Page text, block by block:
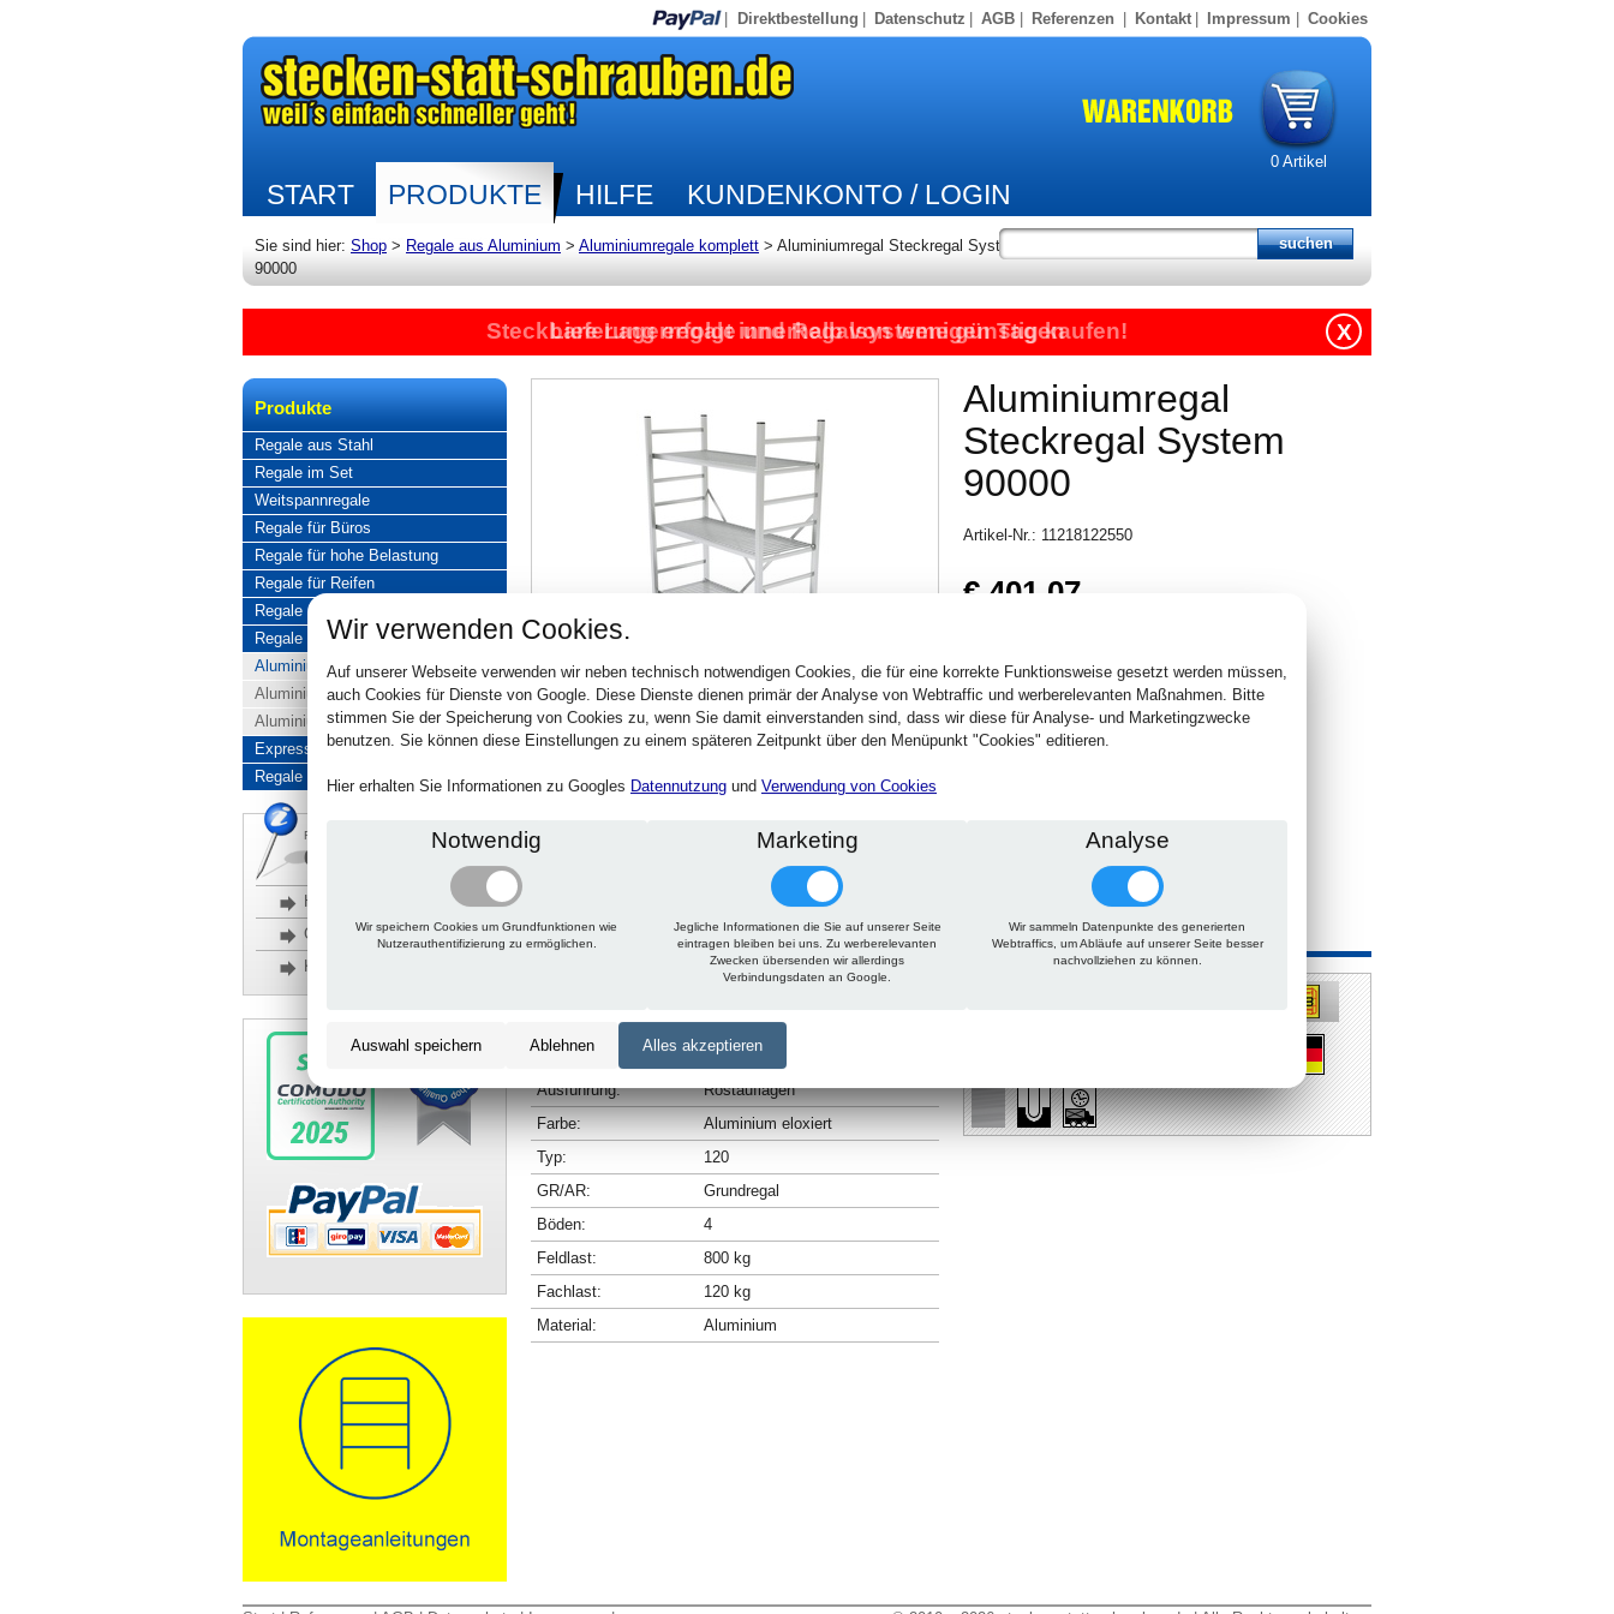
Direktbestellung Datenschutz AGB Referenzen Kontakt Impressum Cookies
0Artikel
START PRODUKTE HILFE KUNDENKONTO / LOGIN
Sie sind hier: Shop > Regale aus Aluminium > Aluminiumregale komplett > Aluminiumregal Steckregal System
90000
Steckbare Lagerregale und Regalsysteme günstig kaufen!
Lieferung erfolgt innerhalb von wenigen Tagen X
Produkte
Regale aus Stahl
Regale im Set
Weitspannregale
Regale für Büros
Regale für hohe Belastung
Regale für Reifen
Regale aus Edelstahl
Regale aus Aluminium
Aluminiumregale komplett
Aluminiumregal Baukasten
Aluminiumregal Kombinationen
Express-Produkte
Regale Reduziert
Rückfragen, Hilfe, Bestellen?
06201 690095-0
Häufige Fragen
Glossar
Kontakt
Aluminiumregal
Steckregal System
90000
Artikel-Nr.: 11218122550
€ 401,07
Stck.
Technische Daten Beschreibung Zu diesem Artikel passt auch
500 mm
Länge:
1225 mm
Ausführung:
Rostauflagen
Farbe:
Aluminium eloxiert
Typ:
120
GR/AR:
Grundregal
Böden:
4
Feldlast:
800 kg
Fachlast:
120 kg
Material:
Aluminium
Wir verwenden Cookies.
Auf unserer Webseite verwenden wir neben technisch notwendigen Cookies, die für eine korrekte Funktionsweise gesetzt werden müssen,
auch Cookies für Dienste von Google. Diese Dienste dienen primär der Analyse von Webtraffic und werberelevanten Maßnahmen. Bitte
stimmen Sie der Speicherung von Cookies zu, wenn Sie damit einverstanden sind, dass wir diese für Analyse- und Marketingzwecke
benutzen. Sie können diese Einstellungen zu einem späteren Zeitpunkt über den Menüpunkt "Cookies" editieren.
Hier erhalten Sie Informationen zu Googles Datennutzung und Verwendung von Cookies
Notwendig
Wir speichern Cookies um Grundfunktionen wie
Nutzerauthentifizierung zu ermöglichen.
Marketing
Jegliche Informationen die Sie auf unserer Seite
eintragen bleiben bei uns. Zu werberelevanten
Zwecken übersenden wir allerdings
Verbindungsdaten an Google.
Analyse
Wir sammeln Datenpunkte des generierten
Webtraffics, um Abläufe auf unserer Seite besser
nachvollziehen zu können.
Auswahl speichern Ablehnen Alles akzeptieren